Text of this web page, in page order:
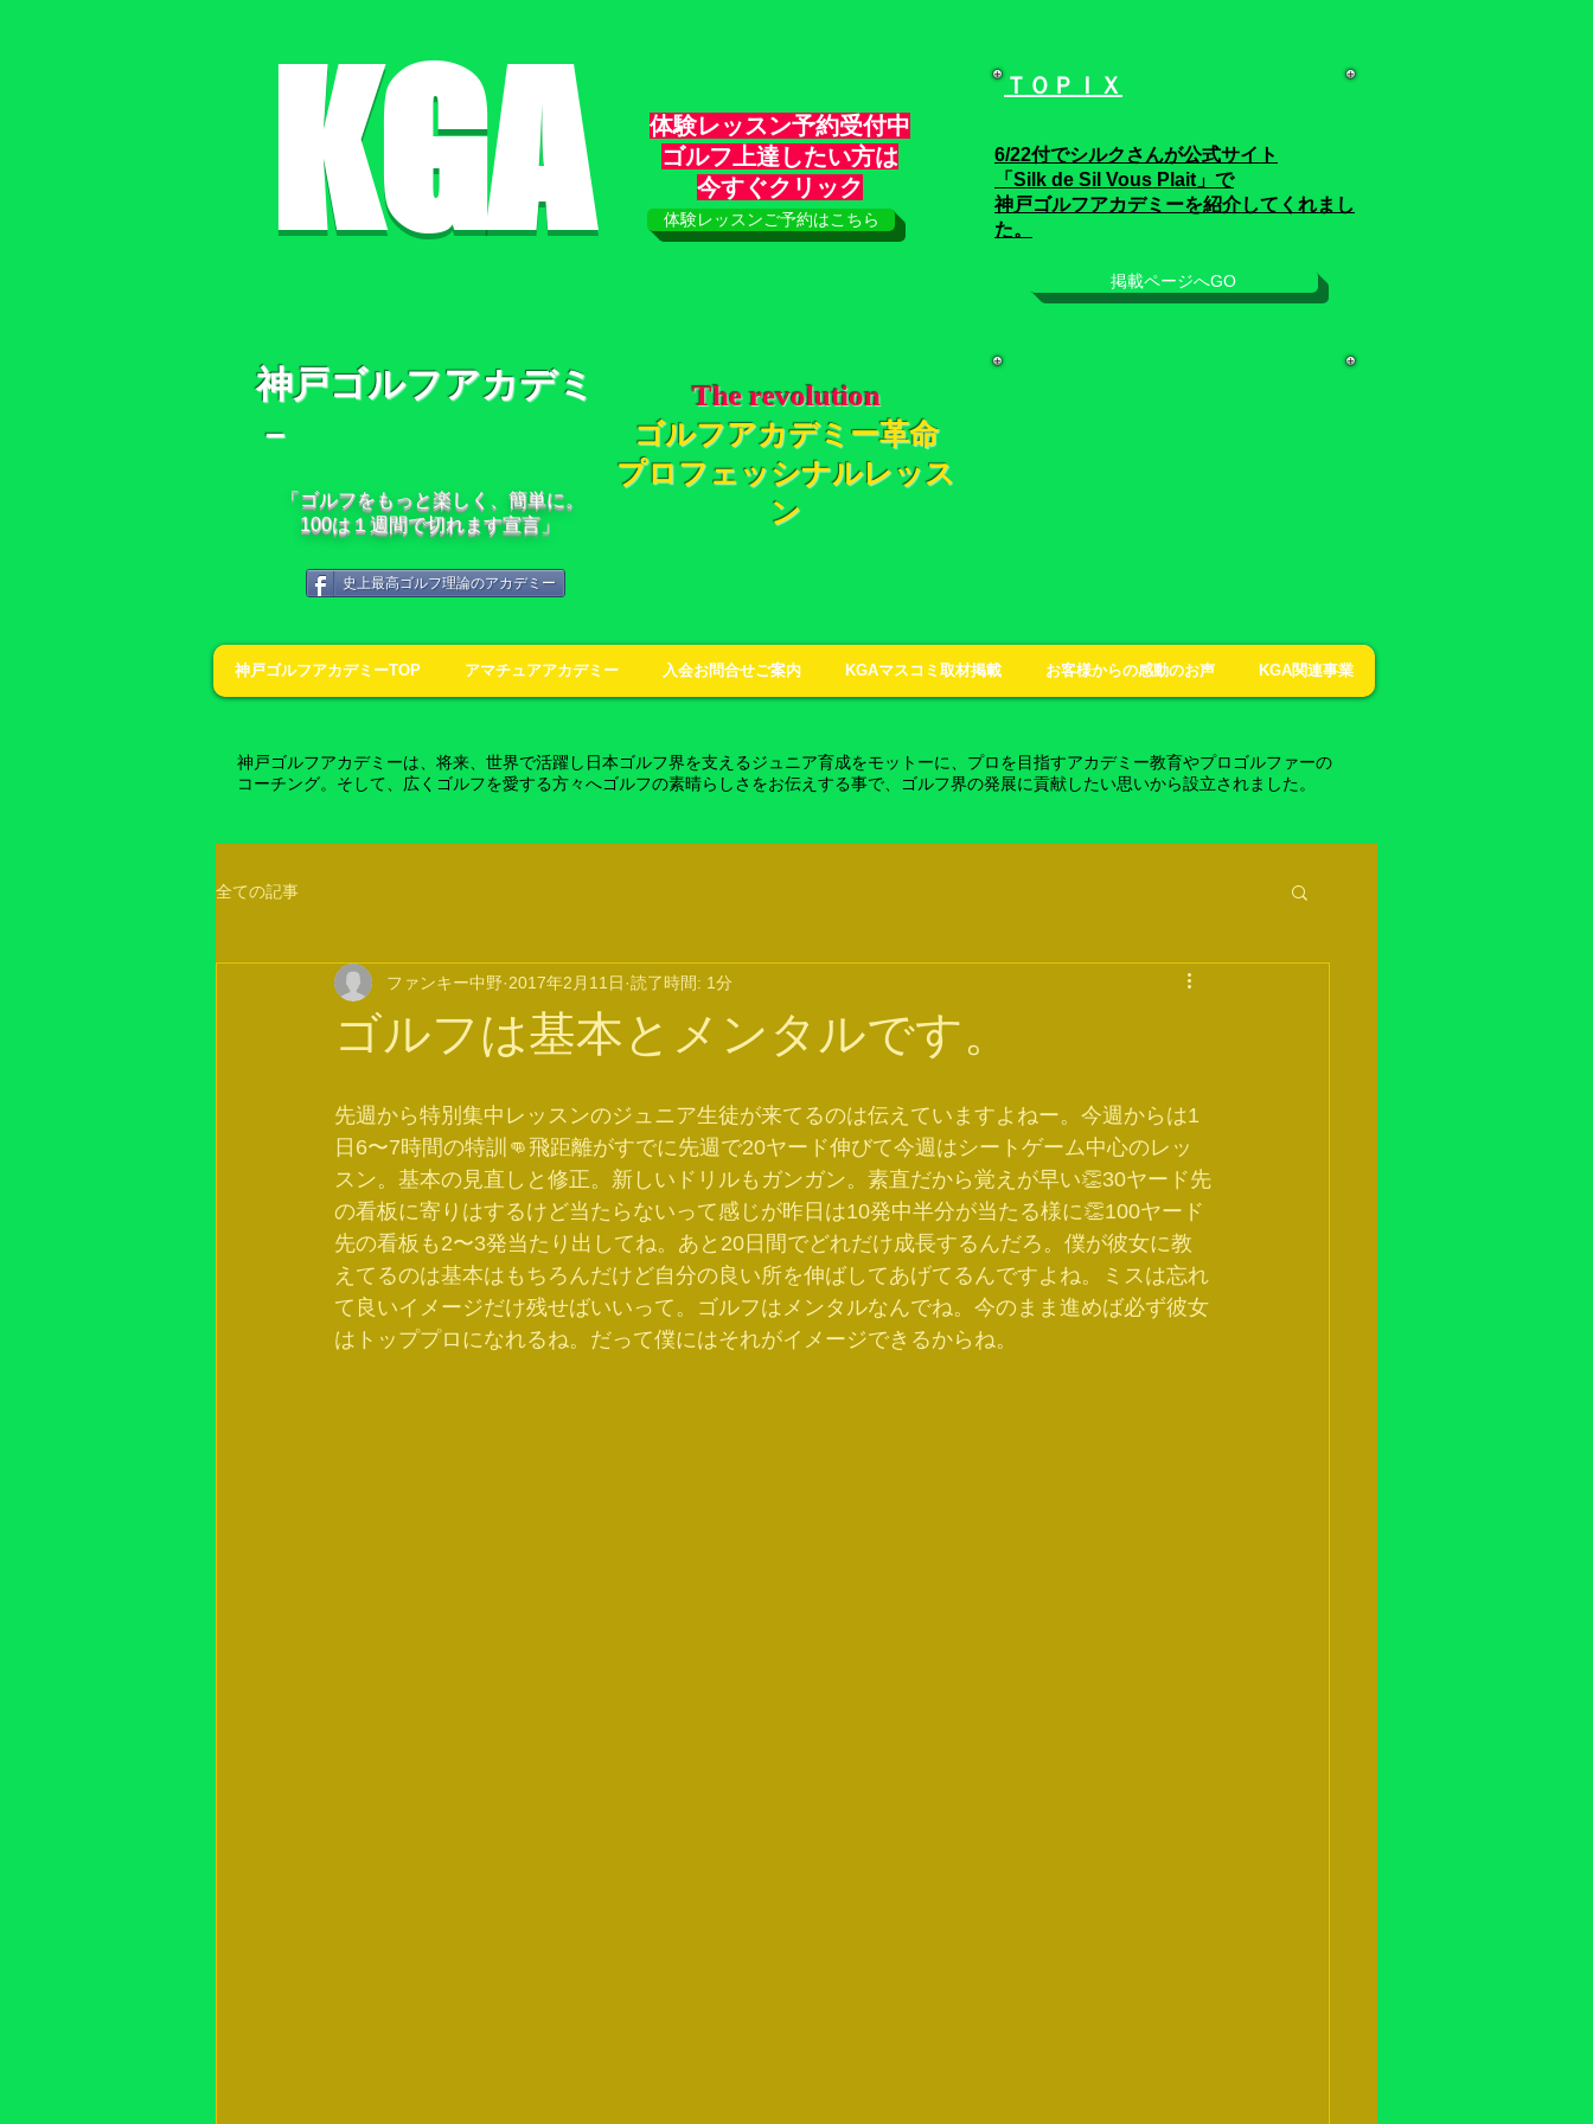
KGA
体験レッスン予約受付中
ゴルフ上達したい方は
​今すぐクリック
体験レッスンご予約はこちら
神戸ゴルフアカデミ
－
「ゴルフをもっと楽しく、簡単に。
100は１週間で切れます宣言」
The revolution
ゴルフアカデミー革命
プロフェッシナルレッス
ン
ＴＯＰＩＸ
6/22付でシルクさんが公式サイト
「Silk de Sil Vous Plait」 で
神戸ゴルフアカデミーを紹介してくれまし
た。
掲載ページへGO
史上最高ゴルフ理論のアカデミー
神戸ゴルフアカデミーTOP アマチュアアカデミー 入会お問合せご案内 KGAマスコミ取材掲載 お客様からの感動のお声 KGA関連事業
神戸ゴルフアカデミーは、将来、世界で活躍し日本ゴルフ界を支えるジュニア育成をモットーに、プロを目指すアカデミー教育やプロゴルファーの
コーチング。そして、広くゴルフを愛する方々へゴルフの素晴らしさをお伝えする事で、ゴルフ界の発展に貢献したい思いから設立されました。
全ての記事
ゴルフは基本とメンタルです。
ファンキー中野 2017年2月11日 読了時間: 1分
先週から特別集中レッスンのジュニア生徒が来てるのは伝えていますよねー。今週からは1
日6〜7時間の特訓👊飛距離がすでに先週で20ヤード伸びて今週はシートゲーム中心のレッ
スン。基本の見直しと修正。新しいドリルもガンガン。素直だから覚えが早い👏30ヤード先
の看板に寄りはするけど当たらないって感じが昨日は10発中半分が当たる様に👏100ヤード
先の看板も2〜3発当たり出してね。あと20日間でどれだけ成長するんだろ。僕が彼女に教
えてるのは基本はもちろんだけど自分の良い所を伸ばしてあげてるんですよね。ミスは忘れ
て良いイメージだけ残せばいいって。ゴルフはメンタルなんでね。今のまま進めば必ず彼女
はトッププロになれるね。だって僕にはそれがイメージできるからね。